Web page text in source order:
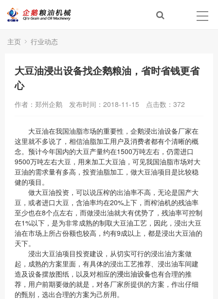
主页 行业动态
大豆油浸出设备找企鹅粮油，省时省钱更省
心
作者：郑州企鹅 发布时间：2018-11-15 点击数： 372
大豆油在我国油脂市场的重要性，企鹅浸出油设备厂家在
这里就不多说了，相信油脂加工用户及消费者都有个清晰的概
念。预计今年国内的大豆产量约在1500万吨左右，仍需进口
9500万吨左右大豆，用来加工大豆油，可见我国油脂市场对大
豆油的需求量有多高，投资油脂加工，做大豆油项目是比较稳
健的项目。
做大豆油投资，可以说压榨的出油率不高，无论是国产大
豆，或者进口大豆，含油率均在20%上下，而榨油机的残油率
至少也在8个点左右，而做浸出油就大有优势了，残油率可控制
在1%以下，是为非常成熟的制取大豆油工艺，因此，浸出大豆
油在市场上所占份额也较高，约有9成以上，都是浸出大豆油的
天下。
浸出大豆油项目投资建设，从切实可行的浸出油方案做
起，成熟的方案里面，有具体的浸出工艺推荐、浸出油车间建
造及设备摆放图纸，以及对相应的浸出油设备也有合理的推
荐，用户前期要做的就是，对各厂家所提供的方案，作出仔细
的甄别，选出合理的方案为己所用。